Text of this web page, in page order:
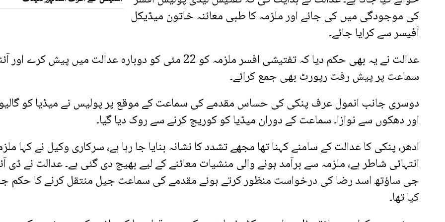
کی موجودگی میں کی جائے اور ملزمہ کا طبی معائنہ خاتون میڈیکل
آفیسر سے کرایا جائے۔
عدالت نے یہ بھی حکم دیا کہ تفتیشی افسر ملزمہ کو 22 مئی کو دوبارہ عدالت میں پیش کرے
سماعت پر پیش رفت رپورٹ بھی جمع کرائے۔
دوسری جانب انمول عرف پنکی کی حساس مقدمے کی سماعت کے موقع پر پولیس نے میڈیا کو
اور دھکوں سے نوازا۔ سماعت کے دوران میڈیا کو کوریج کرنے سے روک دیا گیا۔
ادھر، پنکی کا عدالت کے سامنے کہنا تھا مجھے تشدد کا نشانہ بنایا جا رہا ہے، سرکاری وکیل نے کہا
انتہائی شاطر ہے، ملزمہ سے برآمد ہونے والی منشیات معائنے کے لیے بھیج دی گئی ہے۔ عدالت نے ڈی
جی ساؤتھ اسد رضا کی درخواست منظور کرتے ہوئے مقدمے کی سماعت جیل منتقل کرنے کا حکم
کیا تھا۔